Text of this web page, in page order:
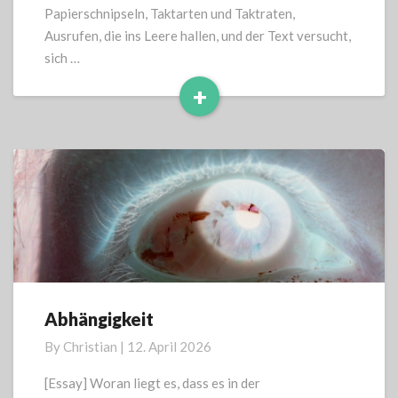
Papierschnipseln, Taktarten und Taktraten,
Ausrufen, die ins Leere hallen, und der Text versucht,
sich …
+
Read
Abhängigkeit
Abhängigkeit
By Christian | 12. April 2026
[Essay] Woran liegt es, dass es in der